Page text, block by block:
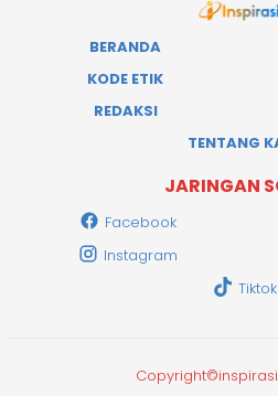
BERANDA
KODE ETIK
REDAKSI
TENTANG
JARINGAN
Facebook
Instagram
Tiktok